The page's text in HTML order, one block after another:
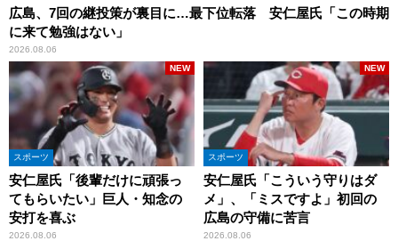
広島、7回の継投策が裏目に…最下位転落 安仁屋氏「この時期
に来て勉強はない」
2026.08.06
スポーツ
安仁屋氏「後輩だけに頑張っ
てもらいたい」巨人・知念の
安打を喜ぶ
2026.08.06
NEW
スポーツ
安仁屋氏「こういう守りはダ
メ」、「ミスですよ」初回の
広島の守備に苦言
2026.08.06
NEW